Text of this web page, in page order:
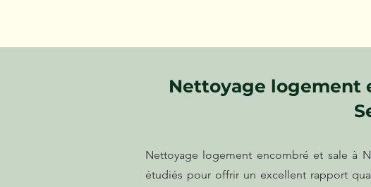
Nettoyage logement
Nettoyage logement encombré et sale à
étudiés pour offrir un excellent rapport